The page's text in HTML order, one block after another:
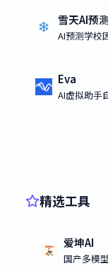
雪天AI预
AI预测学校
Eva
AI虚拟助手
精选工具
爱坤AI
国产多模